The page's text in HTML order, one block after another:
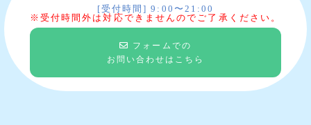
[受付時間] 9:00〜21:00
※受付時間外は対応できませんのでご了承ください。
フォームでの
お問い合わせはこちら